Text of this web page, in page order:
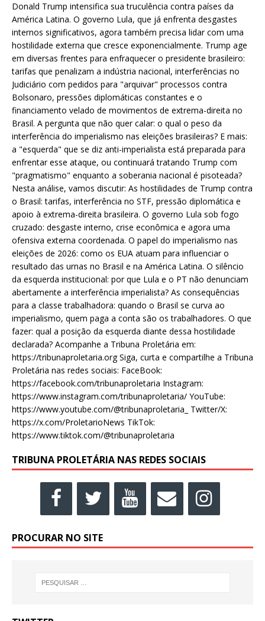
Donald Trump intensifica sua truculência contra países da
América Latina. O governo Lula, que já enfrenta desgastes
internos significativos, agora também precisa lidar com uma
hostilidade externa que cresce exponencialmente. Trump age
em diversas frentes para enfraquecer o presidente brasileiro:
tarifas que penalizam a indústria nacional, interferências no
Judiciário com pedidos para "arquivar" processos contra
Bolsonaro, pressões diplomáticas constantes e o
financiamento velado de movimentos de extrema-direita no
Brasil. A pergunta que não quer calar: o qual o peso da
interferência do imperialismo nas eleições brasileiras? E mais:
a "esquerda" que se diz anti-imperialista está preparada para
enfrentar esse ataque, ou continuará tratando Trump com
"pragmatismo" enquanto a soberania nacional é pisoteada?
Nesta análise, vamos discutir: As hostilidades de Trump contra
o Brasil: tarifas, interferência no STF, pressão diplomática e
apoio à extrema-direita brasileira. O governo Lula sob fogo
cruzado: desgaste interno, crise econômica e agora uma
ofensiva externa coordenada. O papel do imperialismo nas
eleições de 2026: como os EUA atuam para influenciar o
resultado das urnas no Brasil e na América Latina. O silêncio
da esquerda institucional: por que Lula e o PT não denunciam
abertamente a interferência imperialista? As consequências
para a classe trabalhadora: quando o Brasil se curva ao
imperialismo, quem paga a conta são os trabalhadores. O que
fazer: qual a posição da esquerda diante dessa hostilidade
declarada? Acompanhe a Tribuna Proletária em:
https://tribunaproletaria.org Siga, curta e compartilhe a Tribuna
Proletária nas redes sociais: FaceBook:
https://facebook.com/tribunaproletaria Instagram:
https://www.instagram.com/tribunaproletaria/ YouTube:
https://www.youtube.com/@tribunaproletaria_ Twitter/X:
https://x.com/ProletarioNews TikTok:
https://www.tiktok.com/@tribunaproletaria
TRIBUNA PROLETÁRIA NAS REDES SOCIAIS
PROCURAR NO SITE